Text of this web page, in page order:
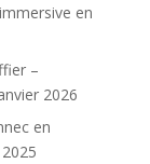
en
–
2026
en